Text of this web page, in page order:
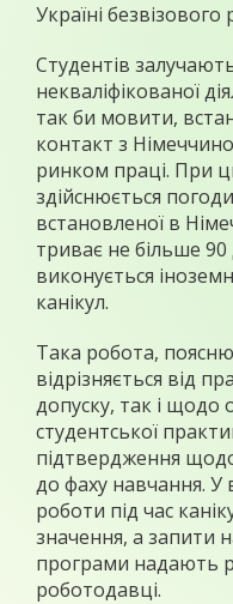
Україні
Студентів
некваліфікованої
так би мовити,
контакт з
ринком праці. При
здійснюється
встановленої в
триває не більше 90
виконується
канікул.
Така робота,
відрізняється від
допуску, так і щодо
студентської
підтвердження
до фаху навчання. У
роботи під час
значення, а запити
програми надають
роботодавці.